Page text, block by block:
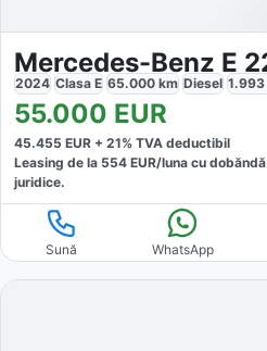
2024 Clasa E 65.000 km Diesel 1.993
55.000 EUR
45.455 EUR + 21% TVA deductibil
Leasing de la 554 EUR/luna cu dobăndă
juridice.
Sună WhatsApp